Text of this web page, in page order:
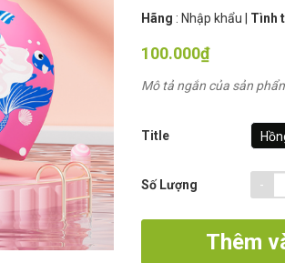
Hãng : Nhập khẩu Tình
100.000₫
Mô tả ngắn của sản
Title
Số Lượng -
Thêm